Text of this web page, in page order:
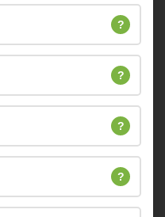
?
?
?
?